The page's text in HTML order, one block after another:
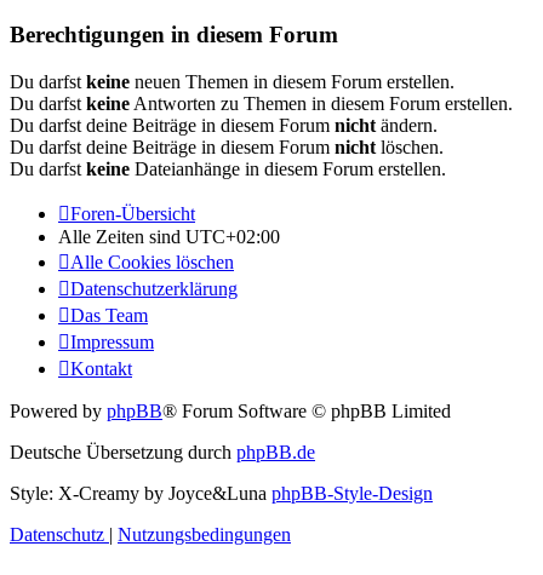
Berechtigungen in diesem Forum
Du darfst keine neuen Themen in diesem Forum erstellen.
Du darfst keine Antworten zu Themen in diesem Forum erstellen.
Du darfst deine Beiträge in diesem Forum nicht ändern.
Du darfst deine Beiträge in diesem Forum nicht löschen.
Du darfst keine Dateianhänge in diesem Forum erstellen.
Foren-Übersicht
Alle Zeiten sind UTC+02:00
Alle Cookies löschen
Datenschutzerklärung
Das Team
Impressum
Kontakt
Powered by phpBB® Forum Software © phpBB Limited
Deutsche Übersetzung durch phpBB.de
Style: X-Creamy by Joyce&Luna phpBB-Style-Design
Datenschutz | Nutzungsbedingungen